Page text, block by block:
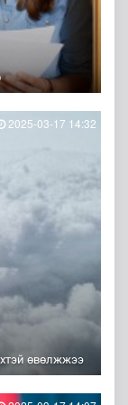
өвөлжжээ
2025-03-17 14:32